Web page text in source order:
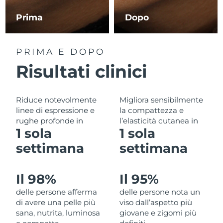
Prima Dopo
PRIMA E DOPO
Risultati clinici
Riduce notevolmente
linee di espressione e
rughe profonde in
1 sola
settimana
Migliora sensibilmente
la compattezza e
l’elasticità cutanea in
1 sola
settimana
Il 98%
delle persone afferma
di avere una pelle più
sana, nutrita, luminosa
Il 95%
delle persone nota un
viso dall’aspetto più
giovane e zigomi più
Consegna stimata
Polonia Consegna stimata8/13/26
Portogallo
Portorico Consegna stimata
Qatar Consegna stimata 8/13/26
Riunione Consegna stimata
Romania Consegna stimata8/12/26
Russia Consegna stimata
Arabia Saudita Consegna stimata8/13/26
Singapore Consegna stimata